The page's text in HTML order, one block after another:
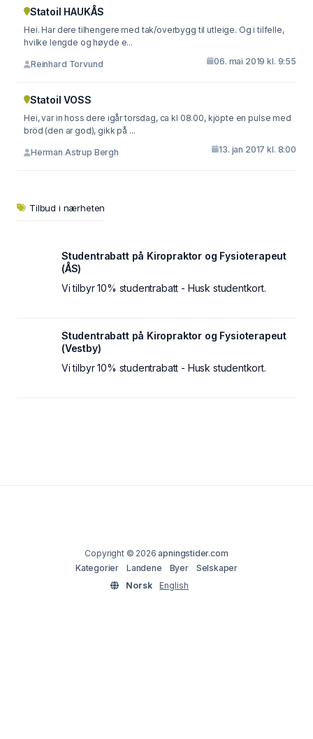
Statoil HAUKÅS
Hei. Har dere tilhengere med tak/overbygg til utleige. Og i tilfelle,
hvilke lengde og høyde e...
Reinhard Torvund 06. mai 2019 kl. 9:55
Statoil VOSS
Hei, var in hoss dere igår torsdag, ca kl 08.00, kjöpte en pulse med
bröd (den ar god), gikk på ...
Herman Astrup Bergh 13. jan 2017 kl. 8:00
Tilbud i nærheten
Studentrabatt på Kiropraktor og Fysioterapeut
(ÅS)
Vi tilbyr 10% studentrabatt - Husk studentkort.
Studentrabatt på Kiropraktor og Fysioterapeut
(Vestby)
Vi tilbyr 10% studentrabatt - Husk studentkort.
Copyright © 2026apningstider.com
Kategorier
Landene Byer
Selskaper
Norsk
English